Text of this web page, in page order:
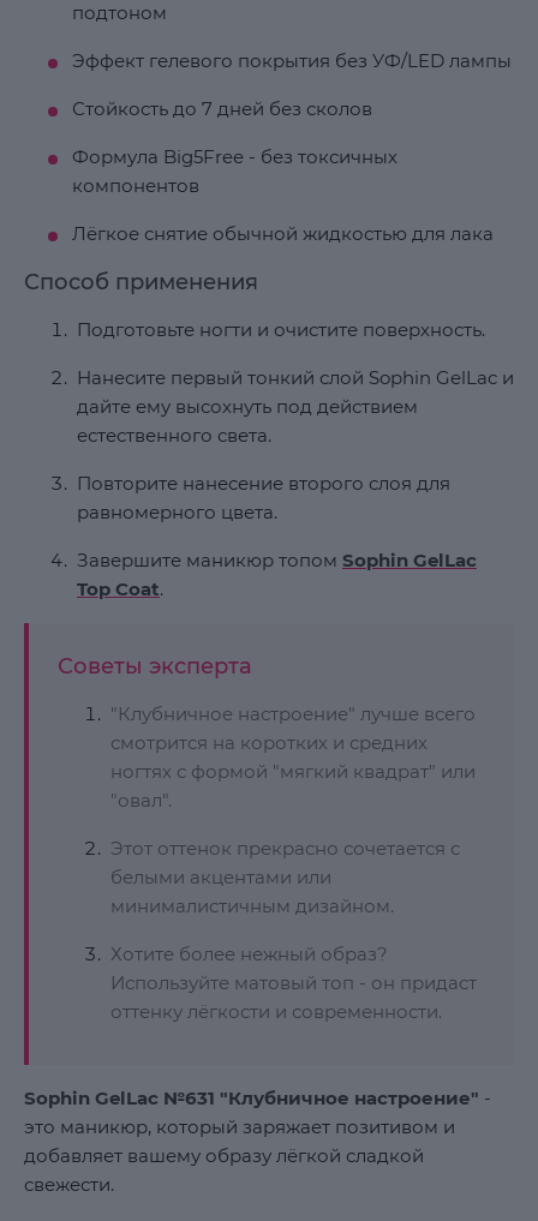
подтоном
Эффект гелевого покрытия без УФ/LED лампы
Стойкость до 7 дней без сколов
Формула Big5Free - без токсичных
компонентов
Лёгкое снятие обычной жидкостью для лака
Способ применения
Подготовьте ногти и очистите поверхность.
Нанесите первый тонкий слой Sophin GelLac и
дайте ему высохнуть под действием
естественного света.
Повторите нанесение второго слоя для
равномерного цвета.
Завершите маникюр топом Sophin GelLac
Top Coat.
Советы эксперта
"Клубничное настроение" лучше всего
смотрится на коротких и средних
ногтях с формой "мягкий квадрат" или
"овал".
Этот оттенок прекрасно сочетается с
белыми акцентами или
минималистичным дизайном.
Хотите более нежный образ?
Используйте матовый топ - он придаст
оттенку лёгкости и современности.
Sophin GelLac №631 "Клубничное настроение" -
это маникюр, который заряжает позитивом и
добавляет вашему образу лёгкой сладкой
свежести.